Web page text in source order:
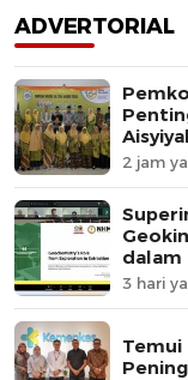
ADVERTORIAL
2 jam
dalam
3 hari
Temui